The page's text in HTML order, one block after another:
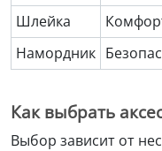
Шлейка
Намордник
Как выбрать
Выбор зависит от